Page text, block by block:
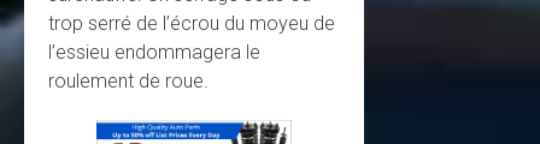
trop serré de l’écrou du moyeu de
l’essieu endommagera le
roulement de roue.